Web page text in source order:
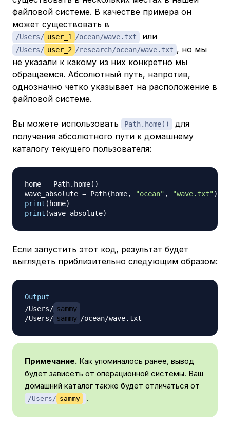
файловой системе. В качестве примера он
может существовать в
/Users/ user_1 /ocean/wave.txt или
/Users/ user_2 /research/ocean/wave.txt , но мы
не указали к какому из них конкретно мы
обращаемся. Абсолютный путь, напротив,
однозначно четко указывает на расположение в
файловой системе.
Вы можете использовать Path.home()
для
получения абсолютного пути к домашнему
каталогу текущего пользователя:
home = Path. home( )
wave_absolute = Path( home, "ocean" , "wave.txt")
print ( home)
print (wave_absolute)
Если запустить этот код, результат будет
выглядеть приблизительно следующим образом:
Output
/Users/ sammy
/Users/ sammy
Примечание. Как упоминалось ранее, вывод
будет зависеть от операционной системы. Ваш
домашний каталог также будет отличаться от
/Users/ sammy .